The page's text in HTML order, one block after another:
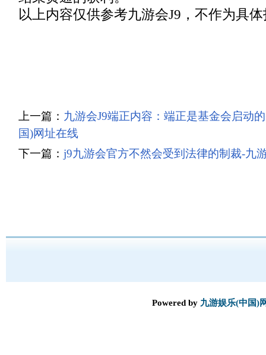
以上内容仅供参考九游会J9，不作为具
上一篇： 九游会J9端正内容：端正是基金会启动
国)网址在线
下一篇： j9九游会官方不然会受到法律的制裁-九
Powered by 九游娱乐(中国)